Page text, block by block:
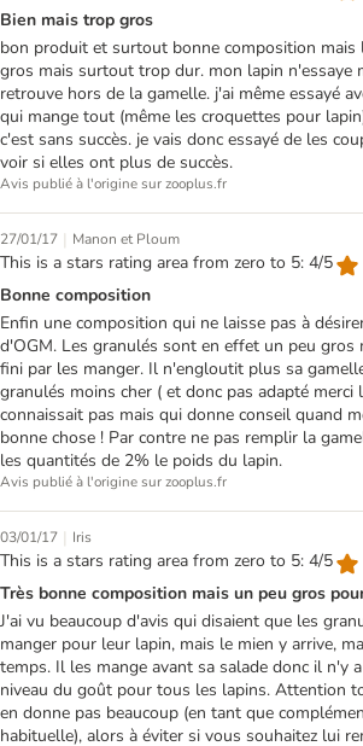
Bien mais trop gros
bon produit et surtout bonne composition
gros mais surtout trop dur. mon lapin n'essaye
retrouve hors de la gamelle. j'ai même essayé
qui mange tout (même les croquettes pour
c'est sans succès. je vais donc essayé de les
voir si elles ont plus de succès.
Avis publié à l'origine sur zooplus.fr
27/01/17 | Manon et Ploum
This is a stars rating area from zero to 5: 4/5
Bonne composition
Enfin une composition qui ne laisse pas à
d'OGM. Les granulés sont en effet un peu gros
fini par les manger. Il n'engloutit plus sa
granulés moins cher ( et donc pas adapté merci
connaissait pas mais qui donne conseil quand
bonne chose ! Par contre ne pas remplir la
les quantités de 2% le poids du lapin.
Avis publié à l'origine sur zooplus.fr
03/01/17 | Iris
This is a stars rating area from zero to 5: 4/5
Très bonne composition mais un peu gros
J'ai vu beaucoup d'avis qui disaient que les
manger pour leur lapin, mais le mien y arrive,
temps. Il les mange avant sa salade donc il n'y
niveau du goût pour tous les lapins. Attention
en donne pas beaucoup (en tant que
habituelle), alors à éviter si vous souhaitez lui